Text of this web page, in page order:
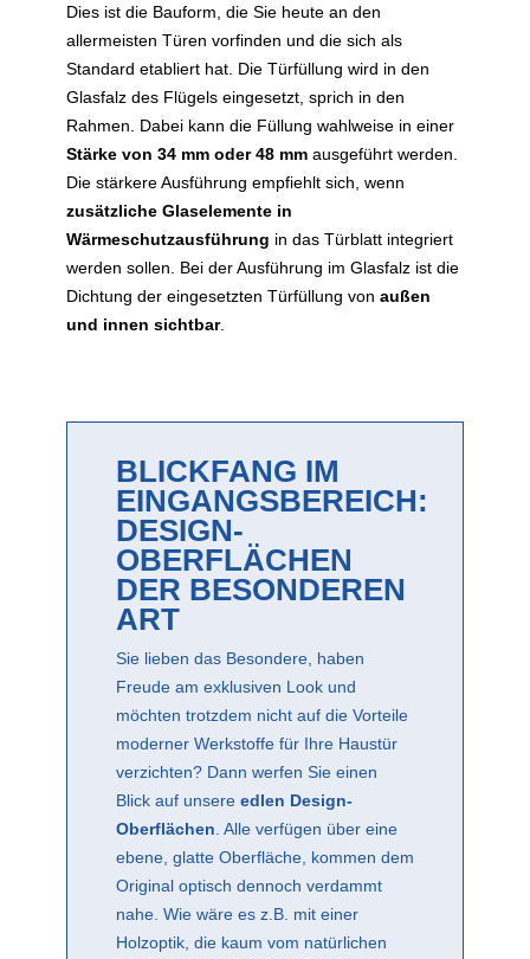
Dies ist die Bauform, die Sie heute an den
allermeisten Türen vorfinden und die sich als
Standard etabliert hat. Die Türfüllung wird in den
Glasfalz des Flügels eingesetzt, sprich in den
Rahmen. Dabei kann die Füllung wahlweise in einer
Stärke von 34 mm oder 48 mm ausgeführt werden.
Die stärkere Ausführung empfiehlt sich, wenn
zusätzliche Glaselemente in
Wärmeschutzausführung in das Türblatt integriert
werden sollen. Bei der Ausführung im Glasfalz ist die
Dichtung der eingesetzten Türfüllung von außen
und innen sichtbar.
BLICKFANG IM
EINGANGSBEREICH:
DESIGN-
OBERFLÄCHEN
DER BESONDEREN
ART
Sie lieben das Besondere, haben
Freude am exklusiven Look und
möchten trotzdem nicht auf die Vorteile
moderner Werkstoffe für Ihre Haustür
verzichten? Dann werfen Sie einen
Blick auf unsere edlen Design-
Oberflächen . Alle verfügen über eine
ebene, glatte Oberfläche, kommen dem
Original optisch dennoch verdammt
nahe. Wie wäre es z.B. mit einer
Holzoptik, die kaum vom natürlichen